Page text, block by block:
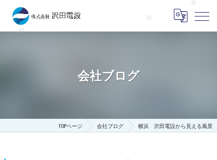
会社ブログ
TOPページ 会社ブログ 横浜 沢田電設から見える風景